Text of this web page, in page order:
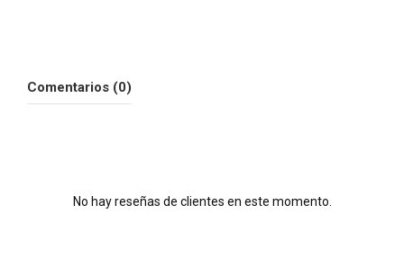
Comentarios (0)
No hay reseñas de clientes en este momento.